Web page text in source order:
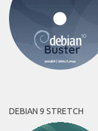
DEBIAN 9 STRETCH